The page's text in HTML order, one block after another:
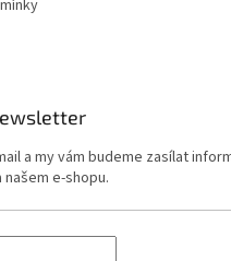
a my vám budeme zasílat
e-shopu.